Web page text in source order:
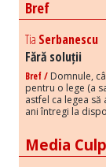
Bref
Tia Serbanescu
Fără soluții
Bref / Domnule,
pentru o lege (a
astfel ca legea
ani întregi la
Media